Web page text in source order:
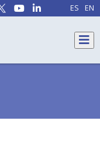
ES EN